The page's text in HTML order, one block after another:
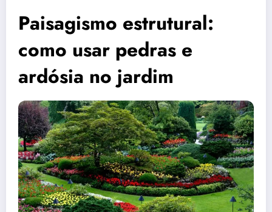
Paisagismo estrutural:
como usar pedras e
ardósia no jardim